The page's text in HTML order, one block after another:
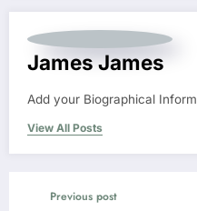
James James
Add your Biographical
View All Posts
Previous post